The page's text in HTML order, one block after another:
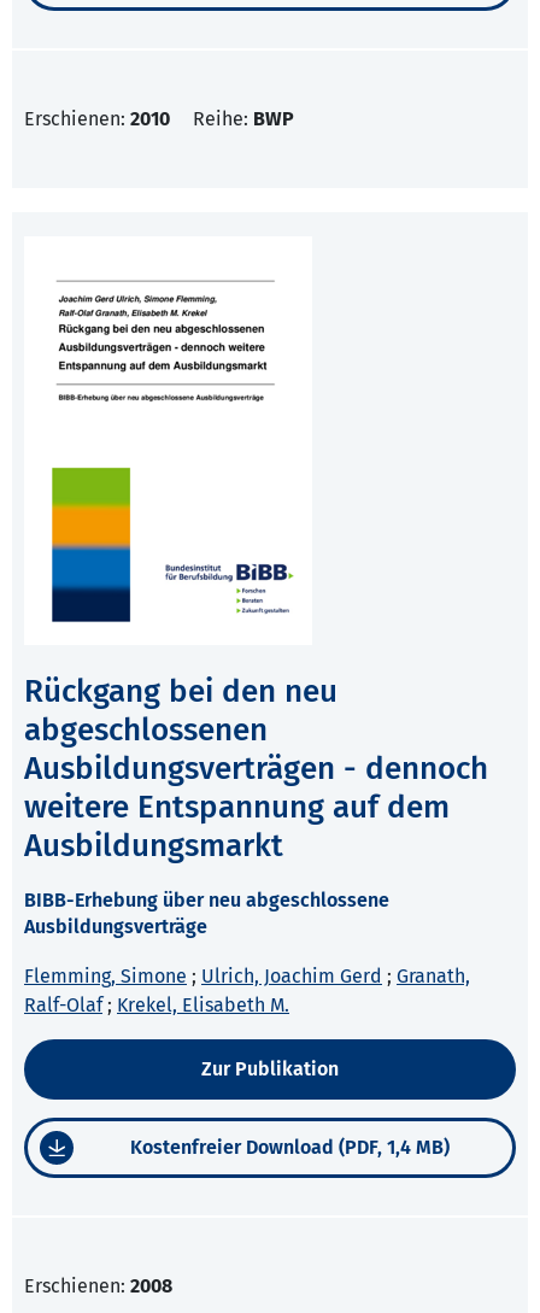
Erschienen: 2010 Reihe: BWP
Rückgang bei den neu
abgeschlossenen
Ausbildungsverträgen - dennoch
weitere Entspannung auf dem
Ausbildungsmarkt
BIBB-Erhebung über neu abgeschlossene
Ausbildungsverträge
Flemming, Simone ; Ulrich, Joachim Gerd ; Granath,
Ralf-Olaf; Krekel, Elisabeth M.
Zur Publikation
Kostenfreier Download (PDF, 1,4 MB)
Erschienen: 2008